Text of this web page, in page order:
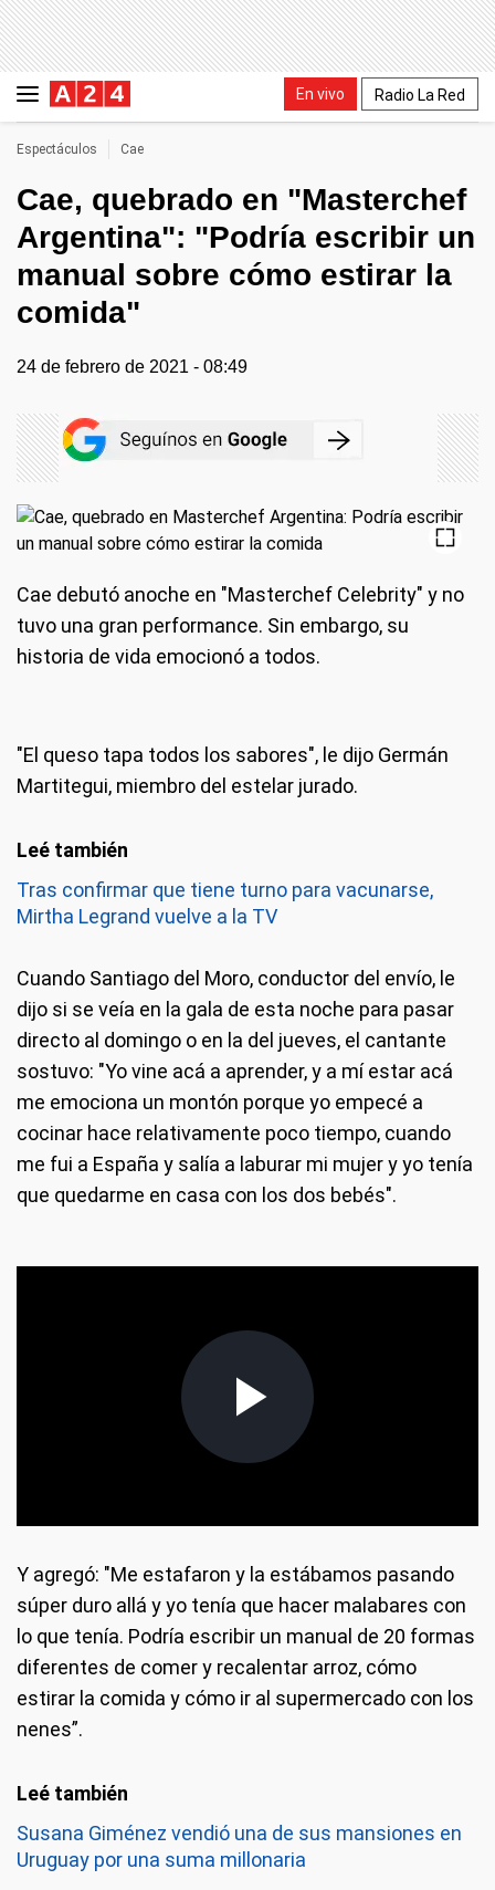
En vivo Radio La Red
Espectáculos Cae
Cae, quebrado en "Masterchef
Argentina": "Podría escribir un
manual sobre cómo estirar la
comida"
24 de febrero de 2021 - 08:49
Cae debutó anoche en "Masterchef Celebrity" y no
tuvo una gran performance. Sin embargo, su
historia de vida emocionó a todos.
"El queso tapa todos los sabores", le dijo Germán
Martitegui, miembro del estelar jurado.
Tras confirmar que tiene turno para vacunarse,
Mirtha Legrand vuelve a la TV
Cuando Santiago del Moro, conductor del envío, le
dijo si se veía en la gala de esta noche para pasar
directo al domingo o en la del jueves, el cantante
sostuvo: "Yo vine acá a aprender, y a mí estar acá
me emociona un montón porque yo empecé a
cocinar hace relativamente poco tiempo, cuando
me fui a España y salía a laburar mi mujer y yo tenía
que quedarme en casa con los dos bebés".
Y agregó: "Me estafaron y la estábamos pasando
súper duro allá y yo tenía que hacer malabares con
lo que tenía. Podría escribir un manual de 20 formas
diferentes de comer y recalentar arroz, cómo
estirar la comida y cómo ir al supermercado con los
nenes”.
Susana Giménez vendió una de sus mansiones en
Uruguay por una suma millonaria